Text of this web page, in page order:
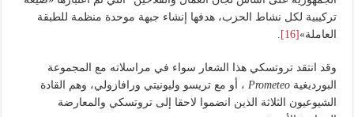
تركيبية لكل نشاط الحزب، هدفها إنشاء جبهة موحدة منظمة للطبقة
العاملة»[16]
وقد انتقد تروتسكي هذا الشعار سواء في مراسلاته مع المجموعة
البورديغيةPrometeo ، أو مع تريسو وليونيتي ورافازولي، وهم القادة
الشيوعيون الثلاثة الذين انضموا لاحقا إلى تروتسكي والمعارضة